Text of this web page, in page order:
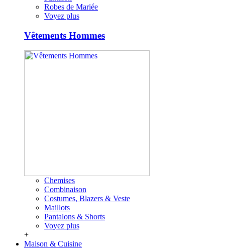
Robes de Mariée
Voyez plus
Vêtements Hommes
Chemises
Combinaison
Costumes, Blazers & Veste
Maillots
Pantalons & Shorts
Voyez plus
+
Maison & Cuisine